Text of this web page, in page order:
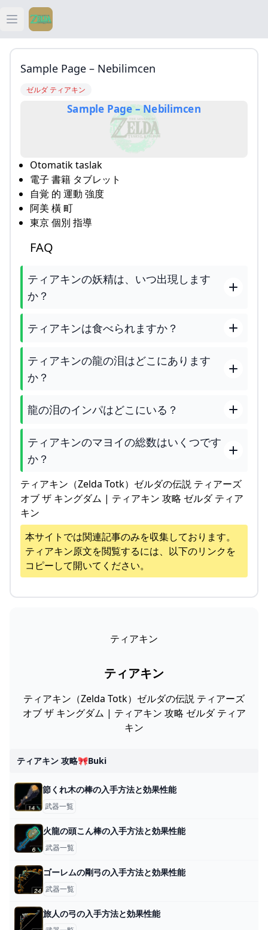
Open main menu
ティアキン
ティアキン 武器
ティアキン 攻略
Sample Page – Nebilimcen
ゼルダ ティアキン
Sample Page – Nebilimcen
Otomatik taslak
電子 書籍 タブレット
自覚 的 運動 強度
阿美 橫 町
東京 個別 指導
FAQ
ティアキンの妖精は、いつ出現します
か？
ティアキンは食べられますか？
ティアキンの龍の泪はどこにあります
か？
龍の泪のインパはどこにいる？
ティアキンのマヨイの総数はいくつです
か？
ティアキン（Zelda Totk）ゼルダの伝説 ティアーズ
オブ ザ キングダム | ティアキン 攻略 ゼルダ ティア
キン
本サイトでは関連記事のみを収集しております。
ティアキン原文を閲覧するには、以下のリンクを
コピーして開いてください。
ティアキン
ティアキン
ティアキン（Zelda Totk）ゼルダの伝説 ティアーズ
オブ ザ キングダム | ティアキン 攻略 ゼルダ ティア
キン
ティアキン 攻略🎀buki
節くれ木の棒の入手方法と効果性能
武器一覧
火龍の頭こん棒の入手方法と効果性能
武器一覧
ゴーレムの剛弓の入手方法と効果性能
武器一覧
旅人の弓の入手方法と効果性能